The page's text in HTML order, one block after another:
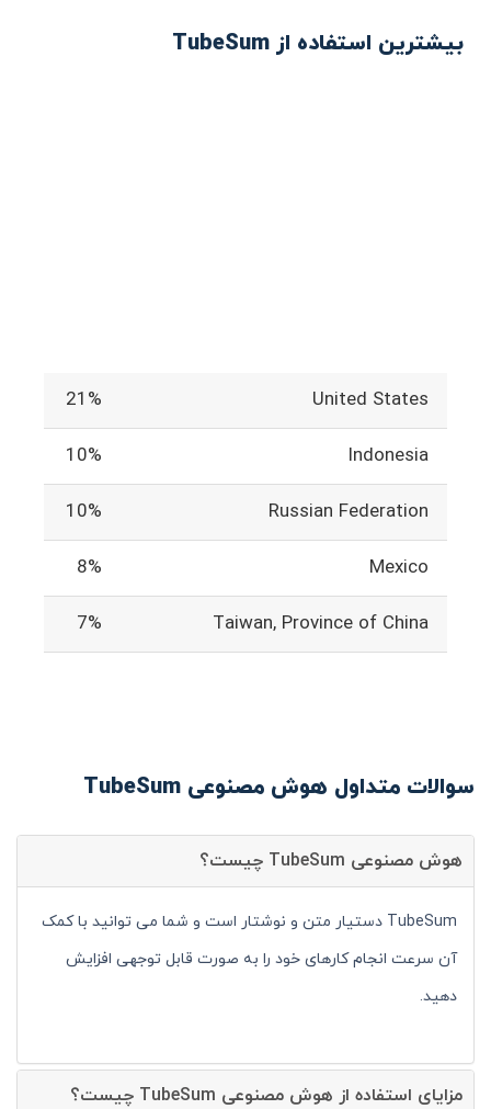
بیشترین استفاده از TubeSum
United States
21%
Indonesia
10%
Russian Federation
10%
Mexico
8%
Taiwan, Province of China
7%
سوالات متداول هوش مصنوعی TubeSum
هوش مصنوعی TubeSum چیست؟
TubeSum دستیار متن و نوشتار است و شما می توانید با کمک
آن سرعت انجام کارهای خود را به صورت قابل توجهی افزایش
دهید.
مزایای استفاده از هوش مصنوعی TubeSum چیست؟